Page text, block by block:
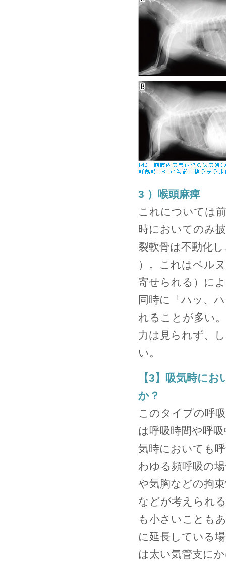
3 ）喉頭麻痺
これについては
時においてのみ
裂軟骨は不動化
）。これはベル
寄せられる）に
同時に「ハッ、
れることが多い
力は見られず、
い。
【3】吸気時に
か？
このタイプの呼
は呼吸時間や呼
気時においても
わゆる頻呼吸の
や気胸などの拘
などが考えられ
も小さいことも
に延長している
は太い気管支に